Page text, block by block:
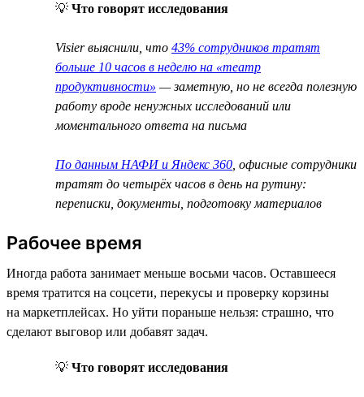
💡 Что говорят исследования
Visier выяснили, что 43% сотрудников тратят
больше 10 часов в неделю на «театр
продуктивности» — заметную, но не всегда полезную
работу вроде ненужных исследований или
моментального ответа на письма
По данным НАФИ и Яндекс 360 , офисные сотрудники
тратят до четырёх часов в день на рутину:
переписки, документы, подготовку материалов
Рабочее время
Иногда работа занимает меньше восьми часов. Оставшееся
время тратится на соцсети, перекусы и проверку корзины
на маркетплейсах. Но уйти пораньше нельзя: страшно, что
сделают выговор или добавят задач.
💡 Что говорят исследования